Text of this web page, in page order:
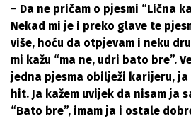
– Da ne pričam o pjesmi “Lična
Nekad mi je i preko glave te
više, hoću da otpjevam i neku
mi kažu “ma ne, udri bato bre”.
jedna pjesma obilježi karijeru,
hit. Ja kažem uvijek da nisam ja
“Bato bre”, imam ja i ostale